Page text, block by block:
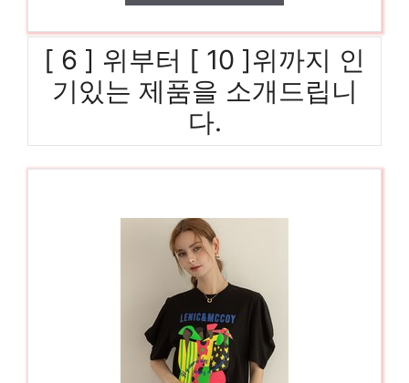
[ 6 ] 위부터 [ 10 ]위까지 인
기있는 제품을 소개드립니
다.